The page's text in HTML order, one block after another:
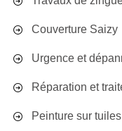
Couverture Saizy
Urgence et
Réparation et
Peinture sur